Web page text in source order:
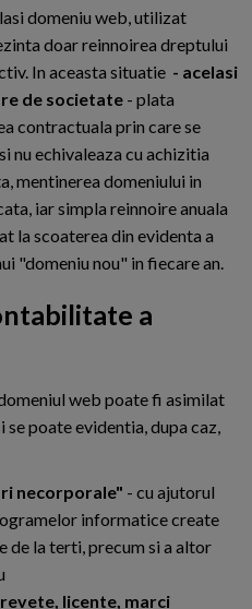
domeniu web, utilizat
doar reinnoirea dreptului
In aceasta situatie - acelasi
de societate - plata
contractuala prin care se
nu echivaleaza cu achizitia
mentinerea domeniului in
iar simpla reinnoire anuala
la scoaterea din evidenta a
"domeniu nou" in fiecare an.
a
web poate fi asimilat
poate evidentia, dupa caz,
necorporale" - cu ajutorul
informatice create
de la terti, precum si a altor
licente, marci